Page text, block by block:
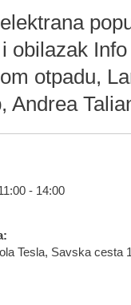
obilazak
otpadu,
Andrea
- 14:00
Tesla, Savska cesta